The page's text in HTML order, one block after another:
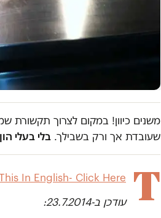
משנים כיוון! במקום לצרוך תקשורת
שעובדת אך ורק בשבילך. בלי בעלי
T
In English- Click Here
עודכן ב-23.7.2014: